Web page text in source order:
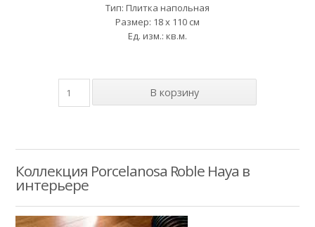
Тип: Плитка напольная
Размер: 18 x 110 см
Ед. изм.: кв.м.
Коллекция Porcelanosa Roble Haya в
интерьере